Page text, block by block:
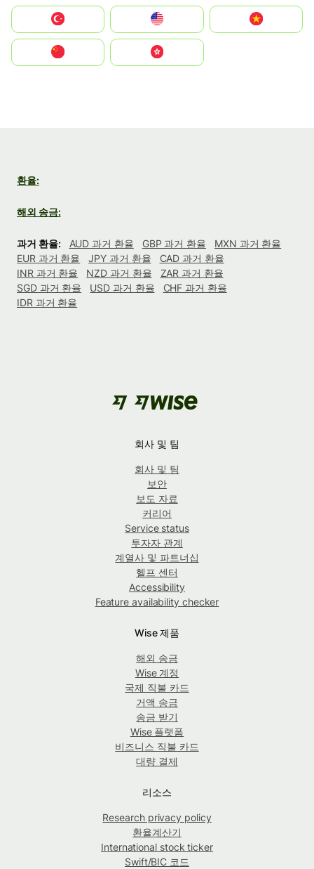
United States
中國香港特別行政區
환율:
해외 송금:
과거 환율: AUD 과거 환율 GBP 과거 환율
MXN 과거 환율
EUR 과거 환율
JPY 과거 환율
CAD 과거 환율
INR 과거 환율
NZD 과거 환율
ZAR 과거 환율
SGD 과거 환율
USD 과거 환율
CHF 과거 환율
IDR 과거 환율
회사 및 팀
회사 및 팀
보안
보도 자료
커리어
Service status
투자자 관계
계열사 및 파트너십
헬프 센터
Accessibility
Feature availability checker
Wise 제품
해외 송금
Wise 계정
국제 직불 카드
거액 송금
송금 받기
Wise 플랫폼
비즈니스 직불 카드
대량 결제
리소스
Research privacy policy
환율계산기
International stock ticker
Swift/BIC 코드